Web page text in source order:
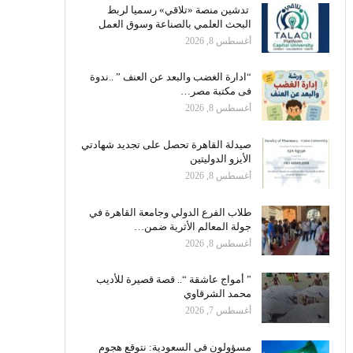
تدشين منصة «تلاقي» رسميا لربط
البحث العلمي بالصناعة وسوق العمل
أغسطس 8, 2026
“ادارة الغضب والبعد عن العنف ” ..ندوة
فى مكتبة مصر…
أغسطس 8, 2026
صيدلة القاهرة تحصل على تجديد شهادتي
الأيزو الدوليتين
أغسطس 8, 2026
طلاب الفرع الدولي وجامعة القاهرة في
جولة المعالم الأثرية ضمن…
أغسطس 8, 2026
” أمواج عاشقة “.. قصة قصيرة للأديب
محمد الشرقاوي
أغسطس 7, 2026
مسؤولون فى السعودية: نتوقع هجوم